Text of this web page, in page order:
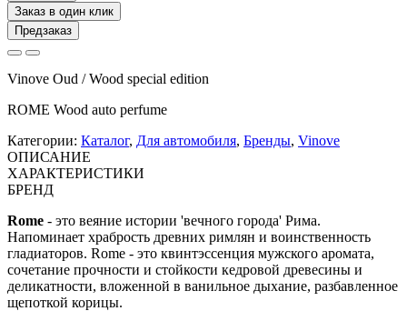
Заказ в один клик
Предзаказ
Vinove Oud / Wood special edition
ROME Wood auto perfume
Категории: Каталог, Для автомобиля, Бренды, Vinove
ОПИСАНИЕ
ХАРАКТЕРИСТИКИ
БРЕНД
Rome - это веяние истории 'вечного города' Рима.
Напоминает храбрость древних римлян и воинственность
гладиаторов. Rome - это квинтэссенция мужского аромата,
сочетание прочности и стойкости кедровой древесины и
деликатности, вложенной в ванильное дыхание, разбавленное
щепоткой корицы.